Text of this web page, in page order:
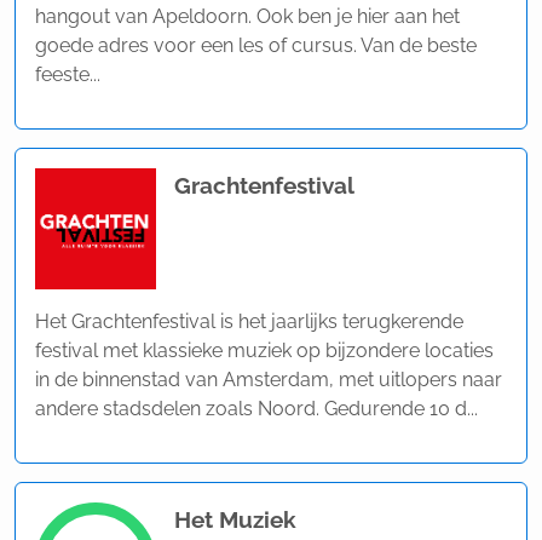
hangout van Apeldoorn. Ook ben je hier aan het
goede adres voor een les of cursus. Van de beste
feeste...
Grachtenfestival
Het Grachtenfestival is het jaarlijks terugkerende
festival met klassieke muziek op bijzondere locaties
in de binnenstad van Amsterdam, met uitlopers naar
andere stadsdelen zoals Noord. Gedurende 10 d...
Het Muziek